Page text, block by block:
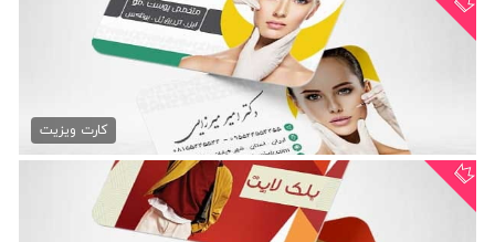
کارت ویزیت مشاور پوست و مو
79,000 تومان
کارت ویزیت